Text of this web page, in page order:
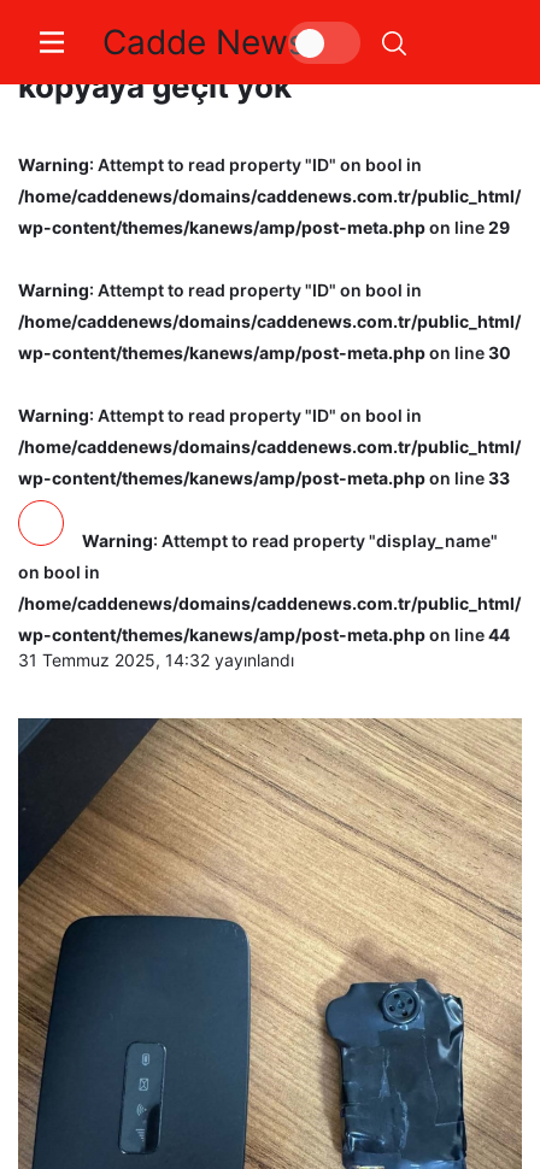
Cadde News
Gemlik e-sınav merkezinde
kopyaya geçit yok
Warning: Attempt to read property "ID" on bool in
/home/caddenews/domains/caddenews.com.tr/public_html/
wp-content/themes/kanews/amp/post-meta.phpon line29
Warning: Attempt to read property "ID" on bool in
/home/caddenews/domains/caddenews.com.tr/public_html/
wp-content/themes/kanews/amp/post-meta.phpon line30
Warning: Attempt to read property "ID" on bool in
/home/caddenews/domains/caddenews.com.tr/public_html/
wp-content/themes/kanews/amp/post-meta.phpon line33
Warning: Attempt to read property "display_name"
on bool in
/home/caddenews/domains/caddenews.com.tr/public_html/
wp-content/themes/kanews/amp/post-meta.phpon line44
31 Temmuz 2025, 14:32 yayınlandı